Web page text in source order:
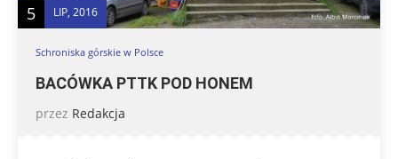
5 LIP, 2016
Schroniska górskie w Polsce
BACÓWKA PTTK POD HONEM
przez Redakcja